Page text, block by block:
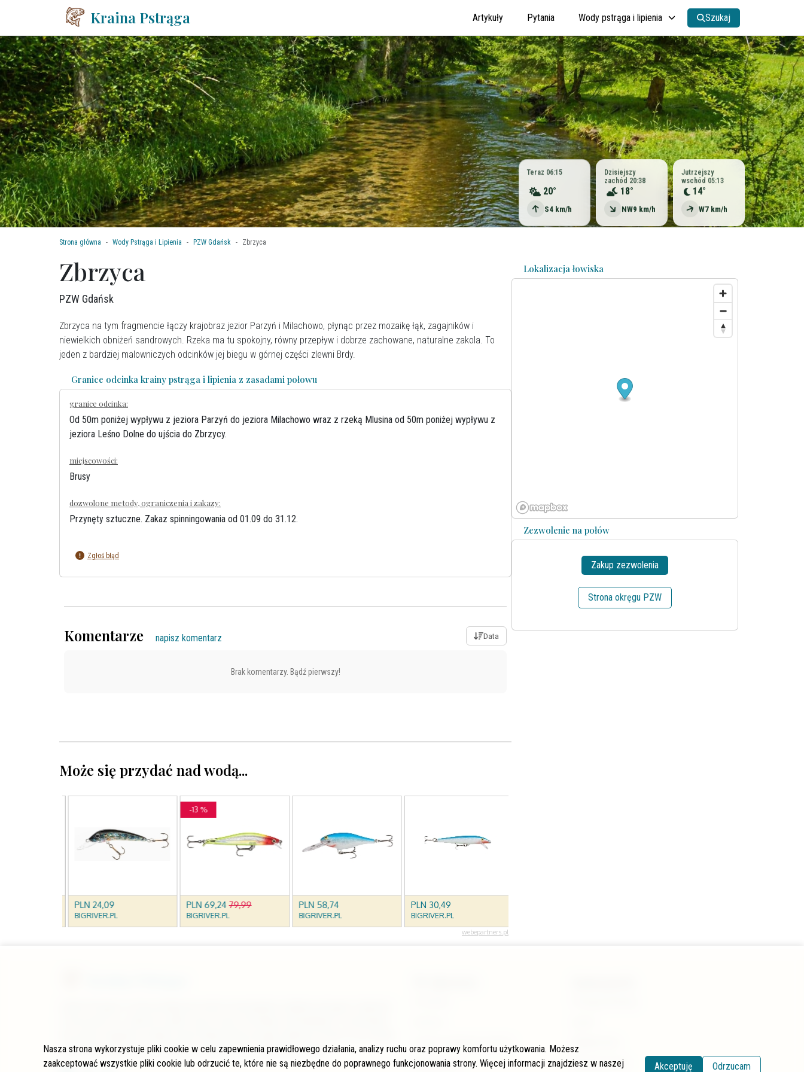
Kraina Pstrąga Artykuły Pytania Wody pstrąga i lipienia Szukaj
Teraz 06:15
20°
S4 km/h
Dzisiejszy
zachód 20:38
18°
NW9 km/h
Jutrzejszy
wschód 05:13
14°
W7 km/h
Strona główna Wody Pstrąga i Lipienia PZW Gdańsk Zbrzyca
Zbrzyca
PZW Gdańsk
Zbrzyca na tym fragmencie łączy krajobraz jezior Parzyń i Milachowo, płynąc przez mozaikę łąk, zagajników i
niewielkich obniżeń sandrowych. Rzeka ma tu spokojny, równy przepływ i dobrze zachowane, naturalne zakola. To
jeden z bardziej malowniczych odcinków jej biegu w górnej części zlewni Brdy.
Granice odcinka krainy pstrąga i lipienia z zasadami połowu
granice odcinka:
Od 50m poniżej wypływu z jeziora Parzyń do jeziora Milachowo wraz z rzeką Mlusina od 50m poniżej wypływu z
jeziora Leśno Dolne do ujścia do Zbrzycy.
miejscowości:
Brusy
dozwolone metody, ograniczenia i zakazy:
Przynęty sztuczne. Zakaz spinningowania od 01.09 do 31.12.
Zgłoś błąd
Komentarze napisz komentarz Data
Brak komentarzy. Bądź pierwszy!
Może się przydać nad wodą...
Lokalizacja łowiska
Zezwolenie na połów
Zakup zezwolenia
Strona okręgu PZW
wędkarskie. Zapraszam do lektury, korzystania oraz wspierania serwisu.
Często zadawane pytania
Współpraca
Renaturyzacja
Nasza strona wykorzystuje pliki cookie w celu zapewnienia prawidłowego działania, analizy ruchu oraz poprawy komfortu użytkowania. Możesz
zaakceptować wszystkie pliki cookie lub odrzucić te, które nie są niezbędne do poprawnego funkcjonowania strony. Więcej informacji znajdziesz w naszej
Akceptuję Odrzucam